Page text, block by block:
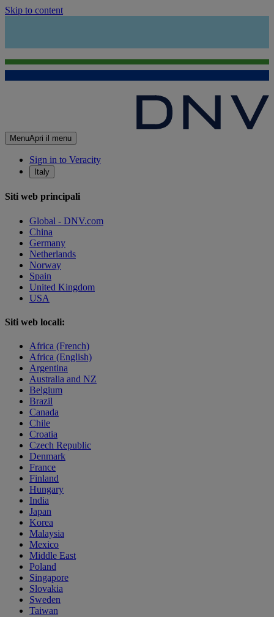
Skip to content
MenuApri il menu
Sign in to Veracity
Italy
Siti web principali
Global - DNV.com
China
Germany
Netherlands
Norway
Spain
United Kingdom
USA
Siti web locali:
Africa (French)
Africa (English)
Argentina
Australia and NZ
Belgium
Brazil
Canada
Chile
Croatia
Czech Republic
Denmark
France
Finland
Hungary
India
Japan
Korea
Malaysia
Mexico
Middle East
Poland
Singapore
Slovakia
Sweden
Taiwan